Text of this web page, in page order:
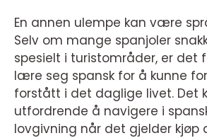
En annen ulempe kan være
Selv om mange spanjoler
spesielt i turistområder, er det
lære seg spansk for å kunne
forstått i det daglige livet. Det
utfordrende å navigere i
lovgivning når det gjelder kjøp